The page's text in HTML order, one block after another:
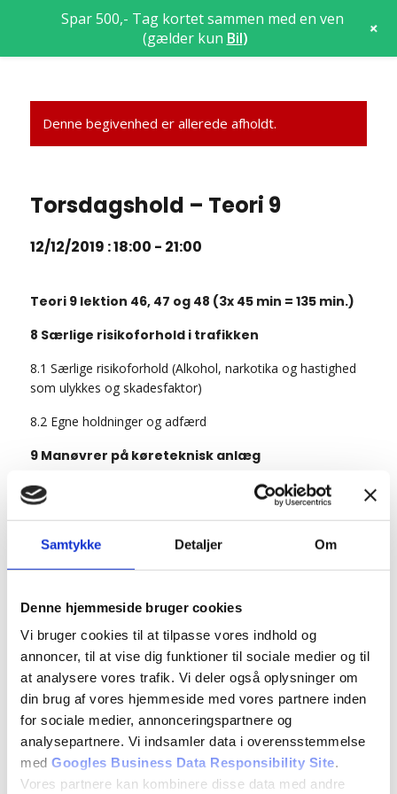
Samtykke Detaljer Om
Denne hjemmeside bruger cookies
Vi bruger cookies til at tilpasse vores indhold og
annoncer, til at vise dig funktioner til sociale medier og til
at analysere vores trafik. Vi deler også oplysninger om
din brug af vores hjemmeside med vores partnere inden
for sociale medier, annonceringspartnere og
analysepartnere. Vi indsamler data i overensstemmelse
med Googles Business Data Responsibility Site.
Vores partnere kan kombinere disse data med andre
Denne begivenhed er allerede afholdt.
Torsdagshold – Teori 9
12/12/2019 : 18:00 - 21:00
Teori 9 lektion 46, 47 og 48 (3x 45 min = 135 min.)
8 Særlige risikoforhold i trafikken
8.1 Særlige risikoforhold (Alkohol, narkotika og hastighed
som ulykkes og skadesfaktor)
8.2 Egne holdninger og adfærd
9 Manøvrer på køreteknisk anlæg
9.1 Vejgreb og belægning
9.2 Hastighed, centrifugalkraft, bremselængde og
vejgrebets udnyttelse
9.3 Hindringer på vejen og slalom
9.4 Genvinding af vejgreb efter udskridning
9.5 Bevar herredømmet efter kørsel ud over høj vejkant
10 Betingelser for at få kørekort
10.1 Betingelser for at få kørekort. (rep)
10.2 Køreprøvens gennemførelse
10.3 Lovbestemmelser om kørekort
Spar 500,- Tag kortet sammen med en ven
(gælder kun Bil) +